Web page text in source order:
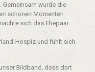
Gemeinsam wurde die
schönen Momenten
sich das Ehepaar
Hospiz und fühlt sich
Bildband, dass dort